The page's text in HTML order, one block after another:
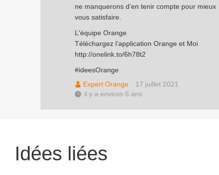
ne manquerons d’en tenir compte pour mieux
vous satisfaire.
L'équipe Orange
Téléchargez l’application Orange et Moi
http://onelink.to/6h78t2
#ideesOrange
Expert Orange
17 juillet 2021
il y a environ 5 ans
Idées liées